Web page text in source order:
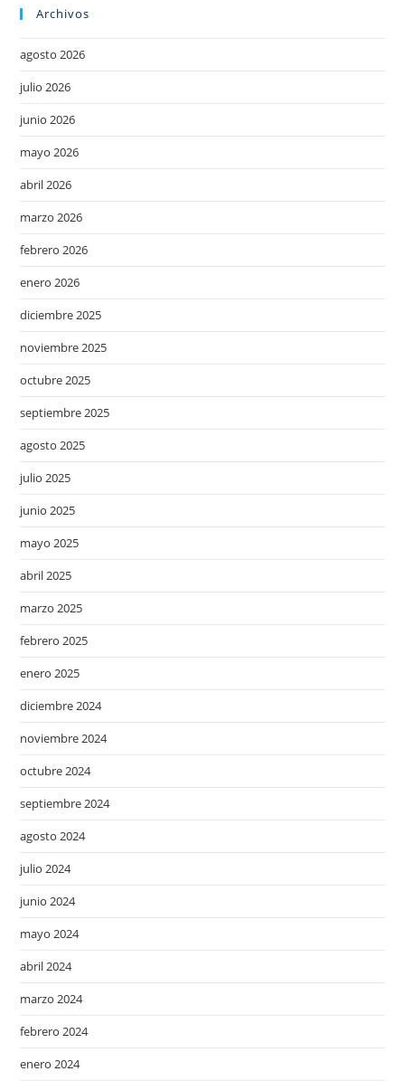
Archivos
agosto 2026
julio 2026
junio 2026
mayo 2026
abril 2026
marzo 2026
febrero 2026
enero 2026
diciembre 2025
noviembre 2025
octubre 2025
septiembre 2025
agosto 2025
julio 2025
junio 2025
mayo 2025
abril 2025
marzo 2025
febrero 2025
enero 2025
diciembre 2024
noviembre 2024
octubre 2024
septiembre 2024
agosto 2024
julio 2024
junio 2024
mayo 2024
abril 2024
marzo 2024
febrero 2024
enero 2024